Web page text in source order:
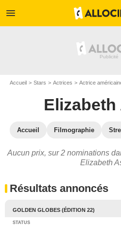
menu
Accueil Stars Actrices Actrice
Accueil Filmographie
Aucun prix, sur 2 nominations
Elizabeth
Résultats annoncés
GOLDEN GLOBES (ÉDITION 22)